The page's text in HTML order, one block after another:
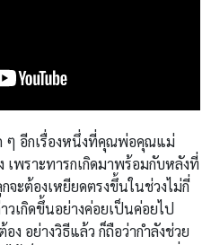
ๆ อีกเรื่องหนึ่งที่คุณพ่อคุณแม่
เพราะทารกเกิดมาพร้อมกับหลังที่
จะต้องเหยียดตรงขึ้นในช่วงไม่กี่
วเกิดขึ้นอย่างค่อยเป็นค่อยไป
อย่างวิธีแล้ว ก็ถือว่ากำลังช่วย